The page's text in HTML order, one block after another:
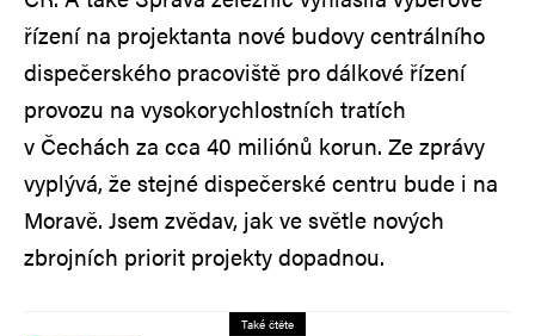
řízení na projektanta nové budovy centrálního
dispečerského pracoviště pro dálkové řízení
provozu na vysokorychlostních tratích
v Čechách za cca 40 miliónů korun. Ze zprávy
vyplývá, že stejné dispečerské centru bude i na
Moravě. Jsem zvědav, jak ve světle nových
zbrojních priorit projekty dopadnou.
Také čtěte